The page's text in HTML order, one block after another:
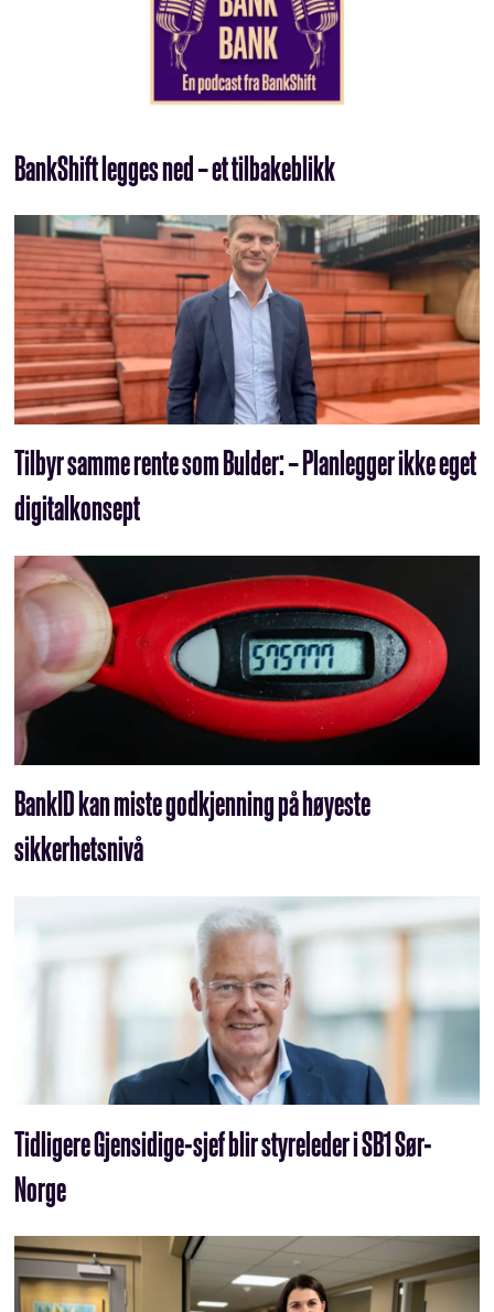
BankShift legges ned – et tilbakeblikk
Tilbyr samme rente som Bulder: – Planlegger ikke eget
digitalkonsept
BankID kan miste godkjenning på høyeste
sikkerhetsnivå
Tidligere Gjensidige-sjef blir styreleder i SB1 Sør-
Norge